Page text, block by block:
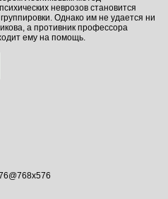
неврозов становится
Однако им не удается ни
а противник профессора
ему на помощь.